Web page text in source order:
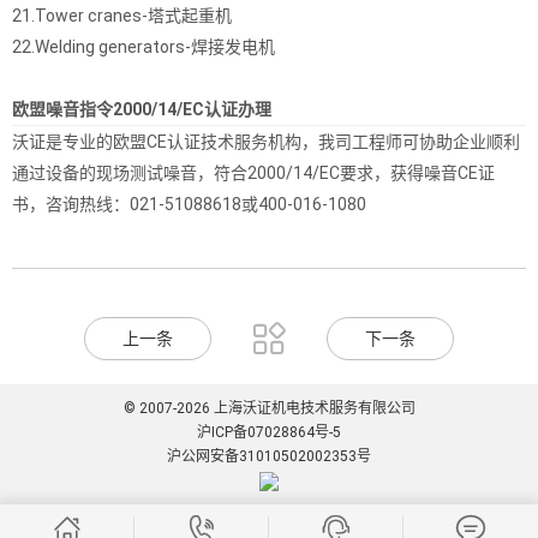
21.Tower cranes-塔式起重机
22.Welding generators-焊接发电机
欧盟噪音指令2000/14/EC认证办理
沃证是专业的欧盟CE认证技术服务机构，我司工程师可协助企业顺利
通过设备的现场测试噪音，符合2000/14/EC要求，获得噪音CE证
书，咨询热线：021-51088618或400-016-1080
上一条  下一条
© 2007-2026 上海沃证机电技术服务有限公司
沪ICP备07028864号-5
沪公网安备31010502002353号
   